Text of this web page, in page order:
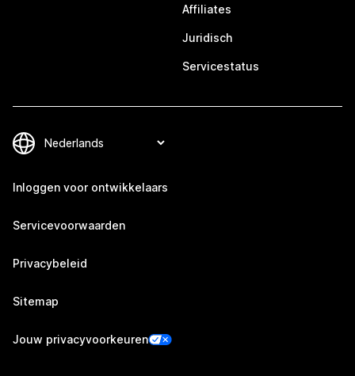
Affiliates
Juridisch
Servicestatus
Inloggen voor ontwikkelaars
Servicevoorwaarden
Privacybeleid
Sitemap
Jouw privacyvoorkeuren